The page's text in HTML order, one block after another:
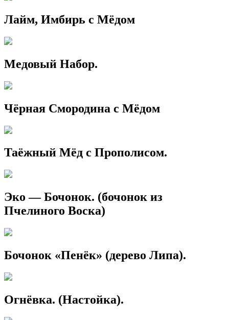
Лайм, Имбирь с Мёдом
Медовый Набор.
Чёрная Смородина с Мёдом
Таёжный Мёд с Прополисом.
Эко — Бочонок. (бочонок из
Пчелиного Воска)
Бочонок «Пенёк» (дерево Липа).
Огнёвка. (Настойка).